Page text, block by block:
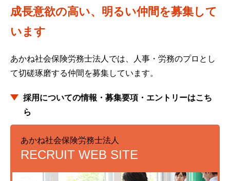
成長意欲の高い、明るい仲間を募集して
います
あかね社会保険労務士法人では、人事・労務のプロとし
て切磋琢磨する仲間を募集しています。
採用についての情報・募集要項・エントリーはこち
ら
あかね社会保険労務士法人
RECRUIT WEB SITE